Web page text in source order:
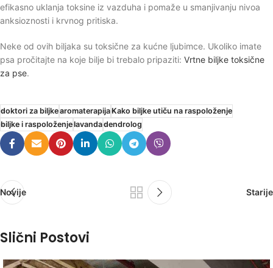
efikasno uklanja toksine iz vazduha i pomaže u smanjivanju nivoa
anksioznosti i krvnog pritiska.
Neke od ovih biljaka su toksične za kućne ljubimce. Ukoliko imate
psa pročitajte na koje bilje bi trebalo pripaziti: Vrtne biljke toksične
za pse.
doktori za biljkearomaterapijaKako biljke utiču na raspoloženje
biljke i raspoloženjelavandadendrolog
Novije Starije
Slični Postovi